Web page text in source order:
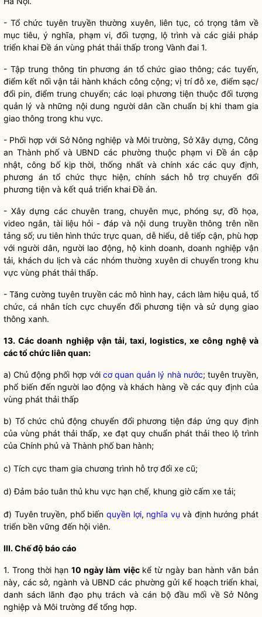
- Tổ chức tuyên truyền thường xuyên, liên tục, có trọng tâm về
mục tiêu, ý nghĩa, phạm vi, đối tượng, lộ trình và các giải pháp
triển khai Đề án vùng phát thải thấp trong Vành đai 1.
- Tập trung thông tin phương án tổ chức giao thông; các tuyến,
điểm kết nối vận tải hành khách công cộng; vị trí đỗ xe, điểm sạc/
đổi pin, điểm trung chuyển; các loại phương tiện thuộc đối tượng
quản lý và những nội dung người dân cần chuẩn bị khi tham gia
giao thông trong khu vực.
- Phối hợp với Sở Nông nghiệp và Môi trường, Sở Xây dựng, Công
an Thành phố và UBND các phường thuộc phạm vi Đề án cập
nhật, công bố kịp thời, thống nhất và chính xác các quy định,
phương án tổ chức thực hiện, chính sách hỗ trợ chuyển đổi
phương tiện và kết quả triển khai Đề án.
- Xây dựng các chuyên trang, chuyên mục, phóng sự, đồ họa,
video ngắn, tài liệu hỏi - đáp và nội dung truyền thông trên nền
tảng số; ưu tiên hình thức trực quan, dễ hiểu, dễ tiếp cận, phù hợp
với người dân, người lao động, hộ kinh doanh, doanh nghiệp vận
tải, khách du lịch và các nhóm thường xuyên di chuyển trong khu
vực vùng phát thải thấp.
- Tăng cường tuyên truyền các mô hình hay, cách làm hiệu quả, tổ
chức, cá nhân tích cực chuyển đổi phương tiện và sử dụng giao
thông xanh.
13. Các doanh nghiệp vận tải, taxi, logistics, xe công nghệ và
các tổ chức liên quan:
a) Chủ động phối hợp với cơ quan quản lý nhà nước; tuyên truyền,
phổ biến đến người lao động và khách hàng về các quy định của
vùng phát thải thấp
b) Tổ chức chủ động chuyển đổi phương tiện đáp ứng quy định
của vùng phát thải thấp, xe đạt quy chuẩn phát thải theo lộ trình
của Chính phủ và Thành phố ban hành;
c) Tích cực tham gia chương trình hỗ trợ đổi xe cũ;
d) Đảm bảo tuân thủ khu vực hạn chế, khung giờ cấm xe tải;
đ) Tuyên truyền, phổ biến quyền lợi, nghĩa vụ và định hướng phát
triển bền vững đến hội viên.
III. Chế độ báo cáo
1. Trong thời hạn10 ngày làm việc kể từ ngày ban hành văn bản
này, các sở, ngành và UBND các phường gửi kế hoạch triển khai,
danh sách lãnh đạo phụ trách và cán bộ đầu mối về Sở Nông
nghiệp và Môi trường để tổng hợp.